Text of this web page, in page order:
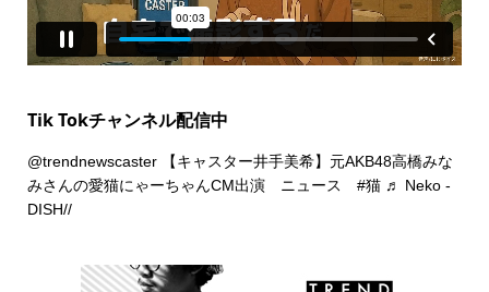
Tik Tokチャンネル配信中
@trendnewscaster【キャスター井手美希】元AKB48高橋みな
みさんの愛猫にゃーちゃんCM出演 ニュース #猫 ♬ Neko -
DISH//